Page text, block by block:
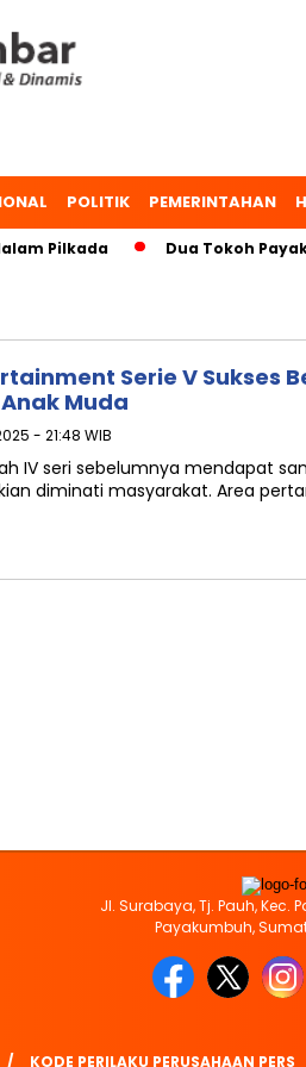
POLITIK PEMERINTAHAN
Pilkada Dua Tokoh
Serie V Sukses
Muda
- 21:48 WIB
IV seri sebelumnya mendapat
diminati masyarakat. Area
Jl. Surabaya, Tj. Pauh, Kec.
Payakumbuh,
KODE PERILAKU PERUSAHAAN PERS